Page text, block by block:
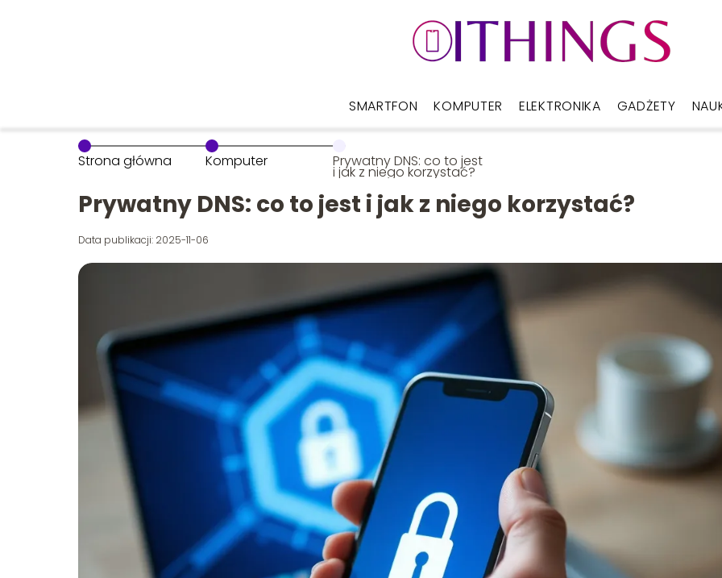
SMARTFON KOMPUTER ELEKTRONIKA GADŻETY
Strona główna Komputer Prywatny DNS: co to jest
i jak z niego korzystać?
Prywatny DNS: co to jest i jak z niego korzystać?
Data publikacji: 2025-11-06